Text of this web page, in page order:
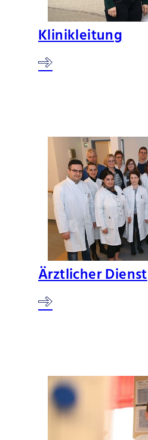
Klinikleitung
Ärztlicher Dienst